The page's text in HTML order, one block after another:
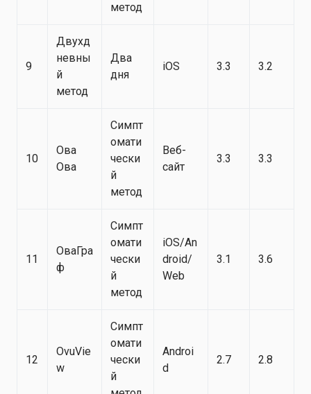
метод
9
Двухд
невны
й
метод
Два
дня
iOS 3.3 3.2
10
Ова
Ова
Симпт
омати
чески
й
метод
Веб-
сайт
3.3 3.3
11
ОваГра
ф
Симпт
омати
чески
й
метод
iOS/An
droid/
Web
3.1 3.6
12
OvuVie
w
Симпт
омати
чески
й
Androi
d
2.7 2.8